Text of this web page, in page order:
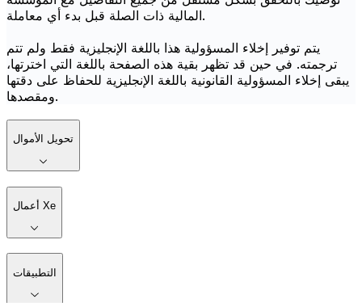
المالية ذات الصلة قبل بدء أي معاملة.
يتم توفير إخلاء المسؤولية هذا باللغة الإنجليزية فقط ولم تتم
ترجمته. في حين قد تظهر بقية هذه الصفحة باللغة التي اخترتها،
يبقى إخلاء المسؤولية القانونية باللغة الإنجليزية للحفاظ على دقتها
ومقصدها.
تحويل الأموال
أعمال Xe
التطبيقات